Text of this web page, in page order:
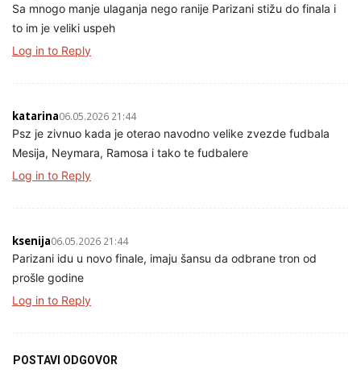
Sa mnogo manje ulaganja nego ranije Parizani stižu do finala i
to im je veliki uspeh
Log in to Reply
katarina06.05.2026 21:44
Psz je zivnuo kada je oterao navodno velike zvezde fudbala
Mesija, Neymara, Ramosa i tako te fudbalere
Log in to Reply
ksenija06.05.2026 21:44
Parizani idu u novo finale, imaju šansu da odbrane tron od
prošle godine
Log in to Reply
POSTAVI ODGOVOR